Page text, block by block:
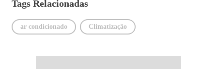
Tags Relacionadas
ar condicionado Climatização